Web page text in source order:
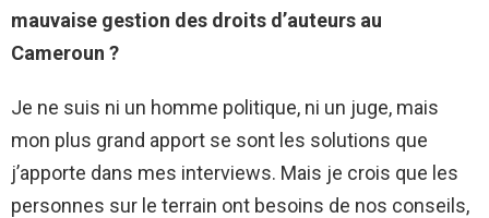
mauvaise gestion des droits d’auteurs au
Cameroun ?
Je ne suis ni un homme politique, ni un juge, mais
mon plus grand apport se sont les solutions que
j’apporte dans mes interviews. Mais je crois que les
personnes sur le terrain ont besoins de nos conseils,